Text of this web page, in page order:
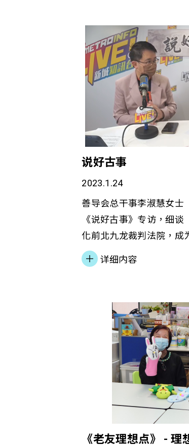
说好古事
2023.1.24
善导会总干事李淑慧女士
《说好古事》专访，细
化前北九龙裁判法院，成
中心」，当中分享活化计
伴、预计成效等，让公众
详细内容
《老友理想点》 - 理